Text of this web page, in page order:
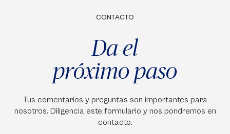
CONTACTO
Da el
próximo paso
Tus comentarios y preguntas son importantes para
nosotros. Diligencia este formulario y nos pondremos en
contacto.